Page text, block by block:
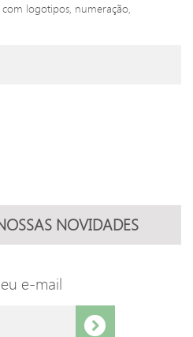
logotipos, numeração,
NOVIDADES
e-mail